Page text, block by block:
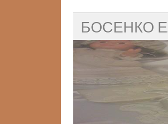
БОСЕНКО